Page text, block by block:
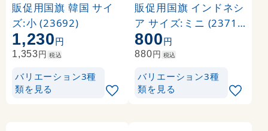
販促用国旗 韓国 サイ
ズ:小 (23692)
1,230円
1,353円 税込
バリエーション3種
類を見る
販促用国旗 インドネシ
ア サイズ:ミニ (23712
)
800円
880円 税込
バリエーション3種
類を見る